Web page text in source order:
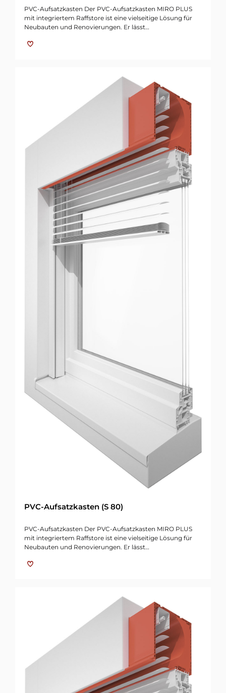
PVC-Aufsatzkasten Der PVC-Aufsatzkasten MIRO PLUS
mit integriertem Raffstore ist eine vielseitige Lösung für
Neubauten und Renovierungen. Er lässt…
PVC-Aufsatzkasten (S 80)
PVC-Aufsatzkasten Der PVC-Aufsatzkasten MIRO PLUS
mit integriertem Raffstore ist eine vielseitige Lösung für
Neubauten und Renovierungen. Er lässt…